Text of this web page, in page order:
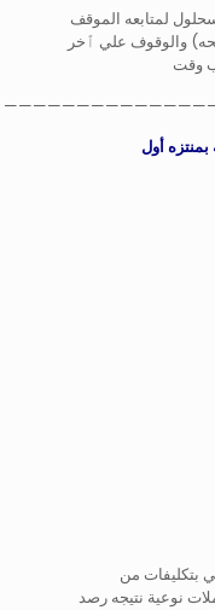
لمتابعه الموقف
والوقوف علي ٱخر
وقت
أول
بتكليفات من
نوعية نتيجه رصد